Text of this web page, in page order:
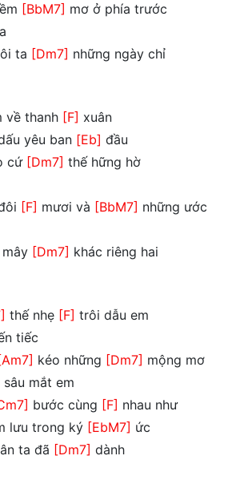
[BbM7] mơ ở phía trước
ta [Dm7] những ngày chỉ
về thanh [F] xuân
yêu ban [Eb] đầu
cứ [Dm7] thế hững hờ
[F] mươi và [BbM7] những ước
[Dm7] khác riêng hai
thế nhẹ [F] trôi dẫu em
tiếc
[Am7] kéo những [Dm7] mộng mơ
sâu mắt em
bước cùng [F] nhau như
lưu trong ký [EbM7] ức
ta đã [Dm7] dành